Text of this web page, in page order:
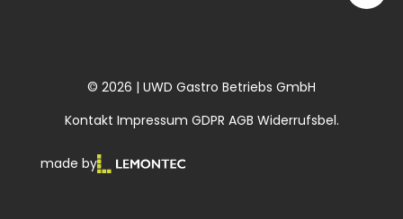
© 2026 | UWD Gastro Betriebs GmbH
Kontakt Impressum GDPR AGB Widerrufsbel.
made by